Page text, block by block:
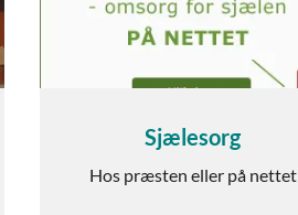
Sjælesorg
Hos præsten eller på nettet